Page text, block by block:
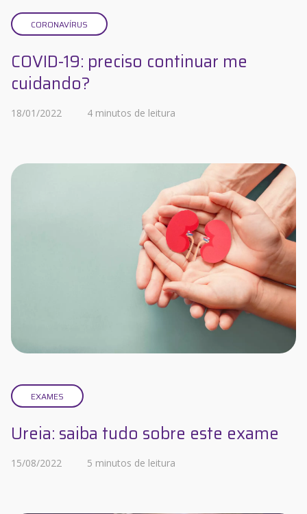
CORONAVÍRUS
COVID-19: preciso continuar me
cuidando?
18/01/2022 4 minutos de leitura
EXAMES
Ureia: saiba tudo sobre este exame
15/08/2022 5 minutos de leitura